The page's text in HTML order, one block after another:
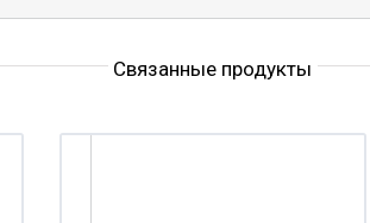
Связанные продукты